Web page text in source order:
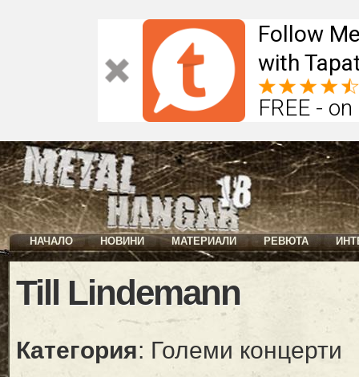
Follow
with
FREE -
НАЧАЛО НОВИНИ МАТЕРИАЛИ РЕВЮТА
Till Lindemann
Категория: Големи концерти